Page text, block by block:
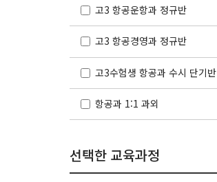
고3 항공운항과 정규반
고3 항공경영과 정규반
고3수험생 항공과 수시 단기반
항공과 1:1 과외
선택한 교육과정